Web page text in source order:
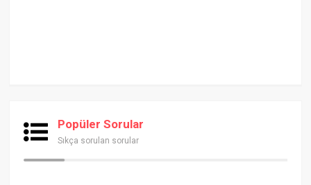
Popüler Sorular
Sıkça sorulan sorular